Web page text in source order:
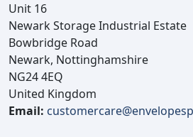
Unit 16
Newark Storage Industrial Estate
Bowbridge Road
Newark, Nottinghamshire
NG24 4EQ
United Kingdom
Email: